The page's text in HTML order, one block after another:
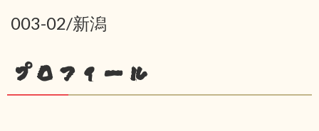
003-02/新潟
プロフィール